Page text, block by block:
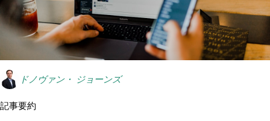
ドノヴァン・ ジョーンズ
記事要約